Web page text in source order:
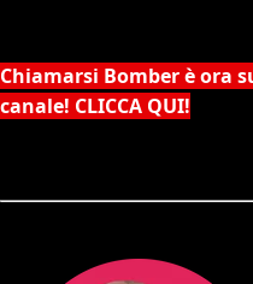
Chiamarsi Bomber è ora
canale! CLICCA QUI!